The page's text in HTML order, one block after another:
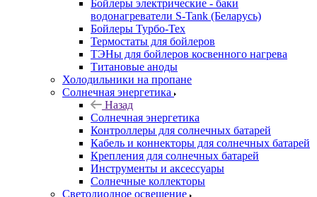
Бойлеры электрические - баки
водонагреватели S-Tank (Беларусь)
Бойлеры Турбо-Тех
Термостаты для бойлеров
ТЭНы для бойлеров косвенного нагрева
Титановые аноды
Холодильники на пропане
Солнечная энергетика
Назад
Солнечная энергетика
Контроллеры для солнечных батарей
Кабель и коннекторы для солнечных батарей
Крепления для солнечных батарей
Инструменты и аксессуары
Солнечные коллекторы
Светодиодное освещение